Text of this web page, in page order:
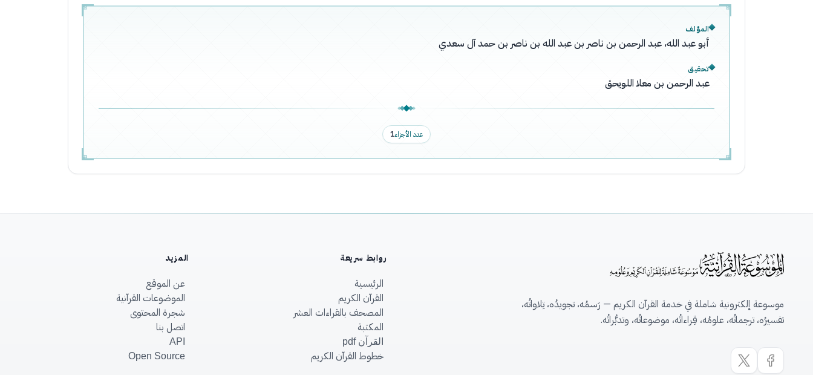
المؤلف
أبو عبد الله، عبد الرحمن بن ناصر بن عبد الله بن ناصر بن حمد آل سعدي
تحقيق
عبد الرحمن بن معلا اللويحق
عدد الأجزاء1
موسوعة إلكترونية شاملة في خدمة القرآن الكريم — رَسمُه، تجويدُه، تِلاواتُه،
تفسيرُه، ترجماتُه، علومُه، قِراءاتُه، موضوعاتُه، وتدبُّراتُه.
روابط سريعة
الرئيسية
القرآن الكريم
المصحف بالقراءات العشر
المكتبة
القرآن pdf
خطوط القرآن الكريم
المزيد
عن الموقع
الموضوعات القرآنية
شجرة المحتوى
اتصل بنا
API
Open Source